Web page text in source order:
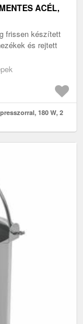
ACÉL,
frissen készített
és rejtett
180 W, 2